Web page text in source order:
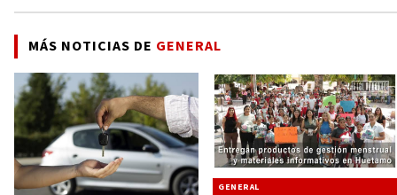
MÁS NOTICIAS DE GENERAL
GENERAL